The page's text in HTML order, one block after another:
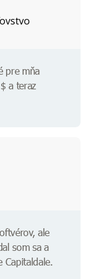
pre mňa
a teraz
ale
som sa a
Capitaldale.